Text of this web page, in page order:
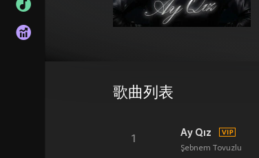
歌曲列表
1
Ay Qız
Şebnem Tovuzlu